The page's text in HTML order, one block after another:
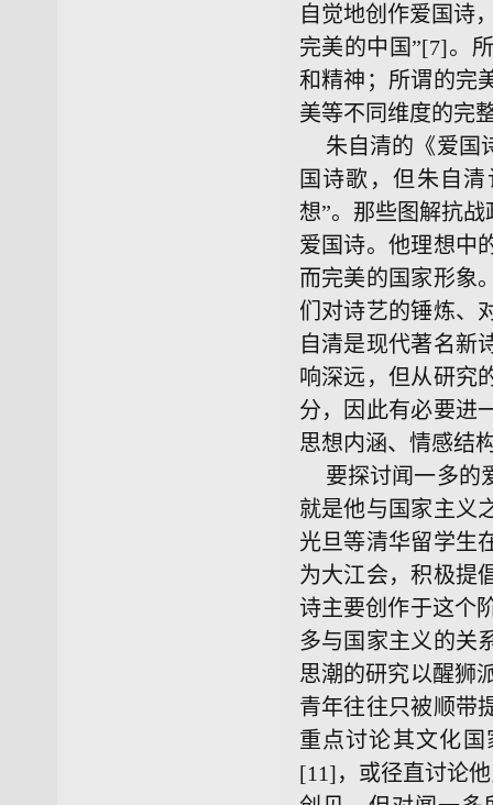
自觉地创作爱国诗
完美的中国”[7]。
和精神；所谓的完
美等不同维度的完
朱自清的《爱国
国诗歌，但朱自
想”。那些图解抗
爱国诗。他理想中
而完美的国家形象
们对诗艺的锤炼、
自清是现代著名新
响深远，但从研究
分，因此有必要进
思想内涵、情感结
要探讨闻一多的
就是他与国家主义
光旦等清华留学生
为大江会，积极提
诗主要创作于这个
多与国家主义的关
思潮的研究以醒狮
青年往往只被顺带
重点讨论其文化
[11]，或径直讨论